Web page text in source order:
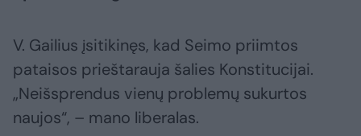
V. Gailius įsitikinęs, kad Seimo priimtos
pataisos prieštarauja šalies Konstitucijai.
„Neišsprendus vienų problemų sukurtos
naujos“, – mano liberalas.